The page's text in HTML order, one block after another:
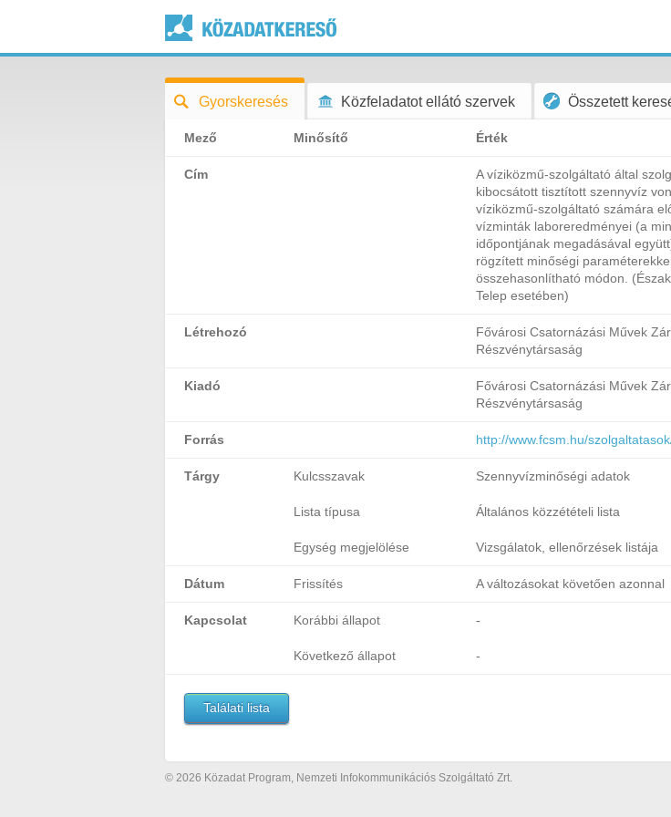
Gyorskeresés Közfeladatot ellátó szervek Összetett
Mező Minősítő Érték
Cím
A víziközmű-szolgáltató által
kibocsátott tisztított szennyvíz
víziközmű-szolgáltató számára
vízminták laboreredményei (a
időpontjának megadásával
rögzített minőségi
összehasonlítható módon.
Telep esetében)
Létrehozó
Fővárosi Csatornázási Művek
Részvénytársaság
Kiadó
Fővárosi Csatornázási Művek
Részvénytársaság
Forrás http://www.fcsm.hu/
Tárgy Kulcsszavak Szennyvízminőségi adatok
Lista típusa Általános közzétételi lista
Egység megjelölése Vizsgálatok, ellenőrzések listája
Dátum Frissítés A változásokat követően azonnal
Kapcsolat Korábbi állapot -
Következő állapot -
Találati lista
© 2026 Közadat Program, Nemzeti Infokommunikációs Szolgáltató Zrt.